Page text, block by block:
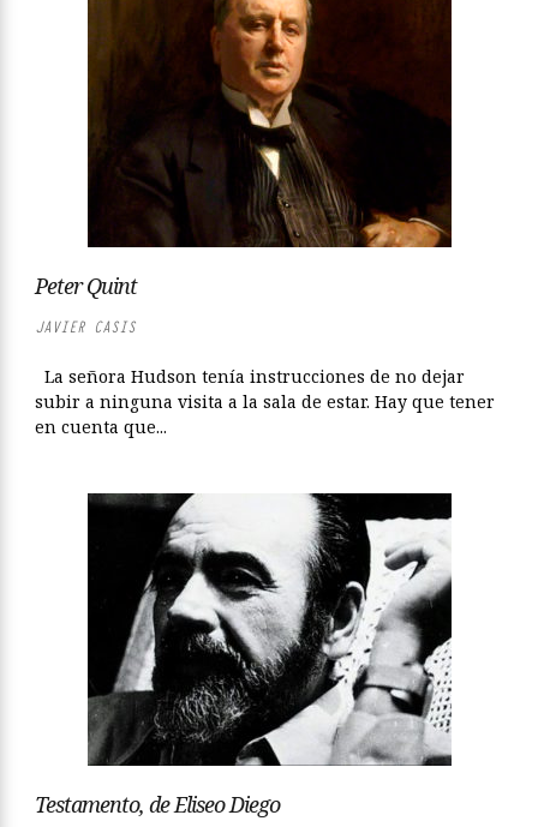
Peter Quint
JAVIER CASIS
La señora Hudson tenía instrucciones de no dejar
subir a ninguna visita a la sala de estar. Hay que tener
en cuenta que...
Testamento, de Eliseo Diego